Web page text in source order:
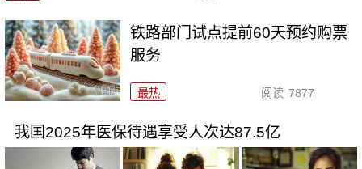
铁路部门试点提前60天预约购票
服务
最热 阅读 7877
我国2025年医保待遇享受人次达87.5亿